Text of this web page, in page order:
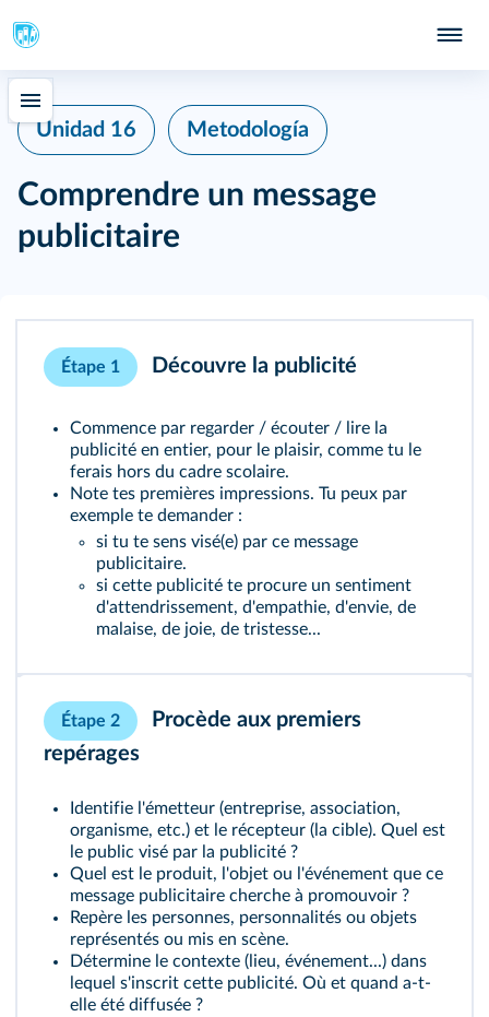
Unidad 16 Metodología
Comprendre un message
publicitaire
Étape 1 Découvre la publicité
Commence par regarder / écouter / lire la
publicité en entier, pour le plaisir, comme tu le
ferais hors du cadre scolaire.
Note tes premières impressions. Tu peux par
exemple te demander :
si tu te sens visé(e) par ce message
publicitaire.
si cette publicité te procure un sentiment
d'attendrissement, d'empathie, d'envie, de
malaise, de joie, de tristesse...
Étape 2
Procède aux premiers
repérages
Identifie l'émetteur (entreprise, association,
organisme, etc.) et le récepteur (la cible). Quel est
le public visé par la publicité ?
Quel est le produit, l'objet ou l'événement que ce
message publicitaire cherche à promouvoir ?
Repère les personnes, personnalités ou objets
représentés ou mis en scène.
Détermine le contexte (lieu, événement...) dans
lequel s'inscrit cette publicité. Où et quand a-t-
elle été diffusée ?